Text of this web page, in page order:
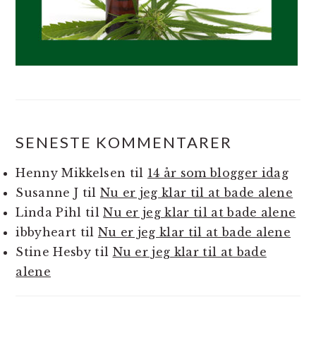
SENESTE KOMMENTARER
Henny Mikkelsen til 14 år som blogger idag
Susanne J til Nu er jeg klar til at bade alene
Linda Pihl tilNu er jeg klar til at bade alene
ibbyheart til Nu er jeg klar til at bade alene
Stine Hesbytil Nu er jeg klar til at bade
alene